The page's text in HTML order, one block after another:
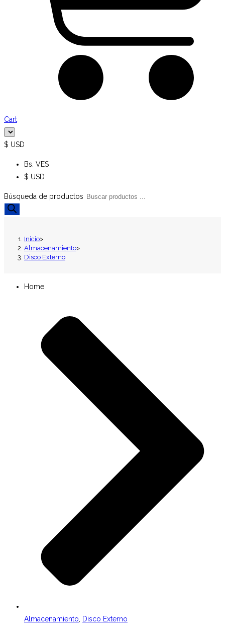
Cart
$ USD
Bs. VES
$ USD
Búsqueda de productos
Inicio>
Almacenamiento>
Disco Externo
Home
Almacenamiento, Disco Externo